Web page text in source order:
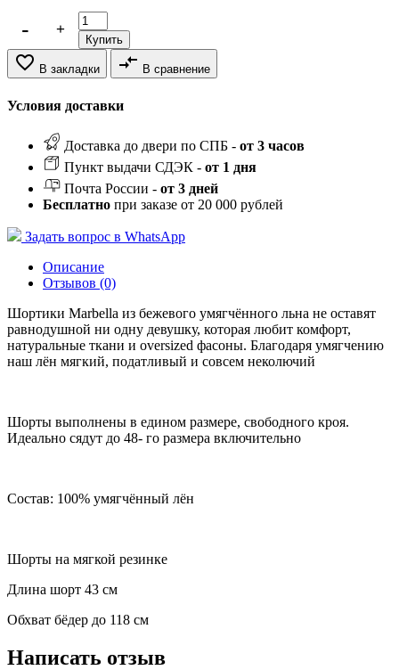
Купить
favorite_border В закладки compare_arrows В сравнение
Условия доставки
Доставка до двери по СПБ - от 3 часов
Пункт выдачи СДЭК - от 1 дня
Почта России - от 3 дней
Бесплатно при заказе от 20 000 рублей
Задать вопрос в WhatsApp
Описание
Отзывов (0)
Шортики Marbella из бежевого умягчённого льна не оставят
равнодушной ни одну девушку, которая любит комфорт,
натуральные ткани и oversized фасоны. Благодаря умягчению
наш лён мягкий, податливый и совсем неколючий
Шорты выполнены в едином размере, свободного кроя.
Идеально сядут до 48- го размера включительно
Состав: 100% умягчённый лён
Шорты на мягкой резинке
Длина шорт 43 см
Обхват бёдер до 118 см
Написать отзыв